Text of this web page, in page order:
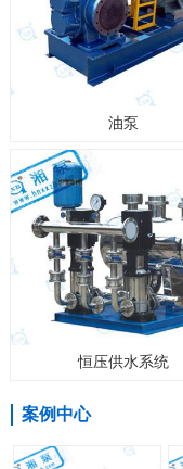
油泵
恒压供水系统
案例中心